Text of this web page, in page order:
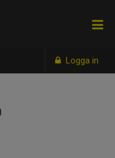
Logga in